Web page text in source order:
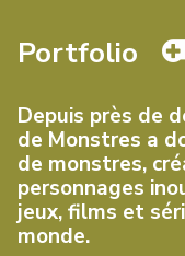
Portfolio
Depuis près de
de Monstres a
de monstres,
personnages
jeux, films et
monde.